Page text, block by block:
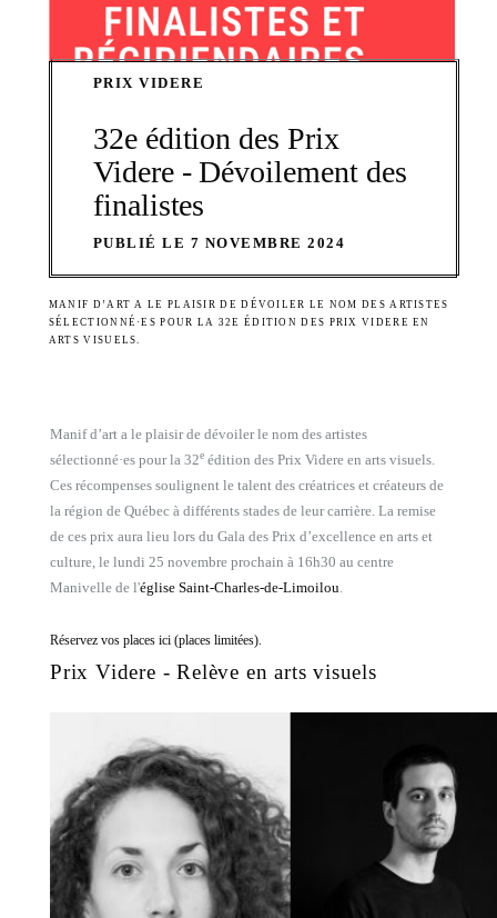
PRIX VIDERE
32e édition des Prix
Videre - Dévoilement des
finalistes
PUBLIÉ LE 7 NOVEMBRE 2024
MANIF D’ART A LE PLAISIR DE DÉVOILER LE NOM DES ARTISTES
SÉLECTIONNÉ·ES POUR LA 32E ÉDITION DES PRIX VIDERE EN
ARTS VISUELS.
Manif d’art a le plaisir de dévoiler le nom des artistes
sélectionné·es pour la 32e édition des Prix Videre en arts visuels.
Ces récompenses soulignent le talent des créatrices et créateurs de
la région de Québec à différents stades de leur carrière. La remise
de ces prix aura lieu lors du Gala des Prix d’excellence en arts et
culture, le lundi 25 novembre prochain à 16h30 au centre
Manivelle de l'église Saint-Charles-de-Limoilou.
Réservez vos places ici (places limitées).
Prix Videre - Relève en arts visuels